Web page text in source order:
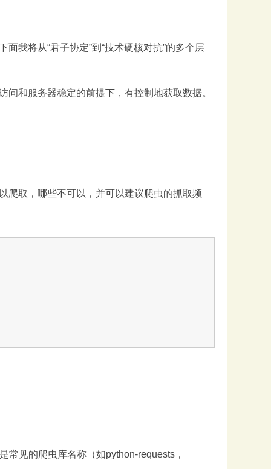
我将从“君子协定”到“技术硬核对抗”的多个层
和服务器稳定的前提下，有控制地获取数据。
爬取，哪些不可以，并可以建议爬虫的抓取频
常见的爬虫库名称（如python-requests，